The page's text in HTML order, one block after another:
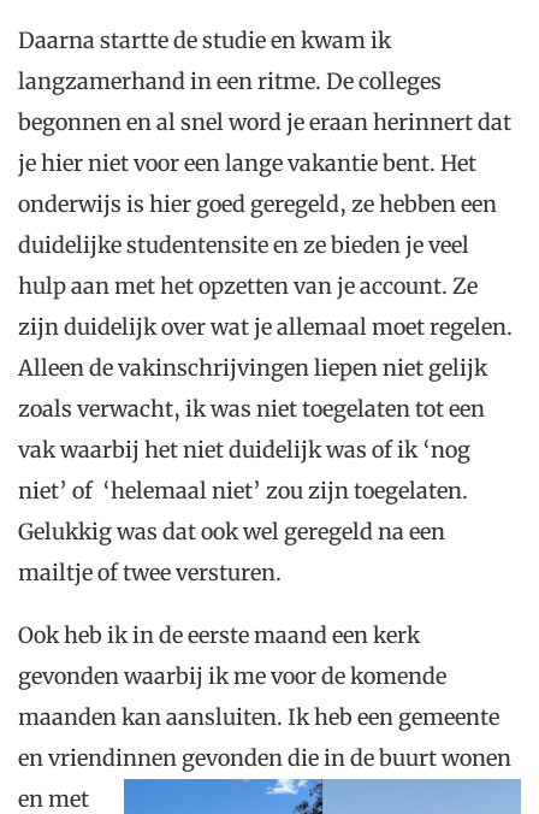
Daarna startte de studie en kwam ik
langzamerhand in een ritme. De colleges
begonnen en al snel word je eraan herinnert dat
je hier niet voor een lange vakantie bent. Het
onderwijs is hier goed geregeld, ze hebben een
duidelijke studentensite en ze bieden je veel
hulp aan met het opzetten van je account. Ze
zijn duidelijk over wat je allemaal moet regelen.
Alleen de vakinschrijvingen liepen niet gelijk
zoals verwacht, ik was niet toegelaten tot een
vak waarbij het niet duidelijk was of ik ‘nog
niet’ of ‘helemaal niet’ zou zijn toegelaten.
Gelukkig was dat ook wel geregeld na een
mailtje of twee versturen.
Ook heb ik in de eerste maand een kerk
gevonden waarbij ik me voor de komende
maanden kan aansluiten. Ik heb een gemeente
en vriendinnen gevonden diein de buurt wonen
en met